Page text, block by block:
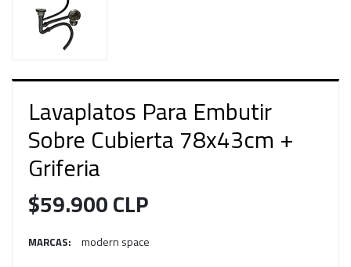
Lavaplatos Para Embutir
Sobre Cubierta 78x43cm +
Griferia
$59.900 CLP
MARCAS: modern space